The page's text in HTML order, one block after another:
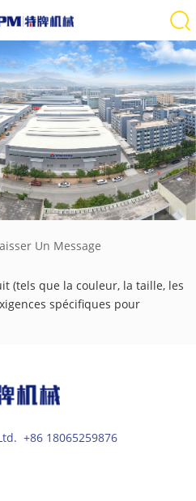
Un Message
(tels que la couleur, la taille, les
spécifiques pour
+86 18065259876